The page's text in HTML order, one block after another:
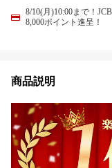
8/10(月)10:00まで！
8,000ポイント進呈！
商品説明